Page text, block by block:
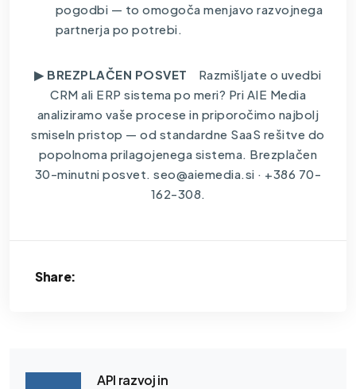
pogodbi — to omogoča menjavo razvojnega
partnerja po potrebi.
▶ BREZPLAČEN POSVET
Razmišljate o uvedbi
CRM ali ERP sistema po meri? Pri AIE Media
analiziramo vaše procese in priporočimo najbolj
smiseln pristop — od standardne SaaS rešitve do
popolnoma prilagojenega sistema. Brezplačen
30-minutni posvet. seo@aiemedia.si · +386 70-
162-308.
Share:
API razvoj in